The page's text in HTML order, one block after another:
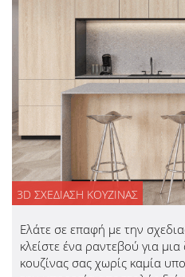
3D ΣΧΕΔΙΑΣΗ ΚΟΥΖΙΝΑΣ
Ελάτε σε επαφή με την
κλείστε ένα ραντεβού για
κουζίνας σας χωρίς καμία